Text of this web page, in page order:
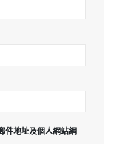
件地址及個人網站網